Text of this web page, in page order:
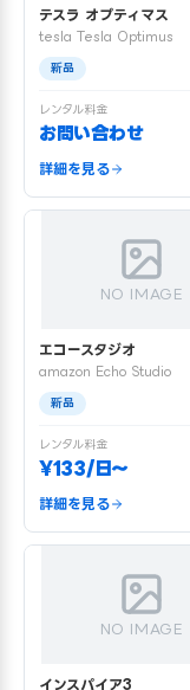
テスラ オプティマス
tesla Tesla Optimus
新品
レンタル料金
お問い合わせ
詳細を見る
NO IMAGE
エコースタジオ
amazon Echo Studio
新品
レンタル料金
¥133/日〜
詳細を見る
NO IMAGE
インスパイア3